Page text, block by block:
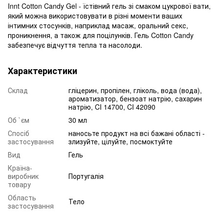
Innt Cotton Candy Gel - їстівний гель зі смаком цукрової вати,
який можна використовувати в різні моменти ваших
інтимних стосунків, наприклад масаж, оральний секс,
проникнення, а також для поцілунків. Гель Cotton Candy
забезпечує відчуття тепла та насолоди.
Характеристики
Склад
гліцерин, пропілен, гліколь, вода (вода),
ароматизатор, бензоат натрію, сахарин
натрію, CI 14700, CI 42090
Об `єм
30 мл
Спосіб
застосування
наносьте продукт на всі бажані області -
злизуйте, цілуйте, посмоктуйте
Вид
Гель
Країна-
виробник
товару
Португалія
Область
застосування
Тело